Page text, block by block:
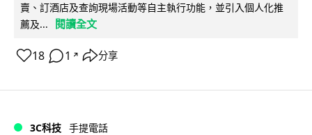
賣、訂酒店及查詢現場活動等自主執行功能，並引入個人化推
薦及...
閱讀全文
18 1 ↗ 分享
3C科技 手提電話